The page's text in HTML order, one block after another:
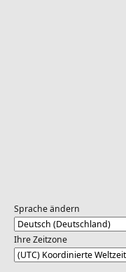
Sprache ändern
Ihre Zeitzone